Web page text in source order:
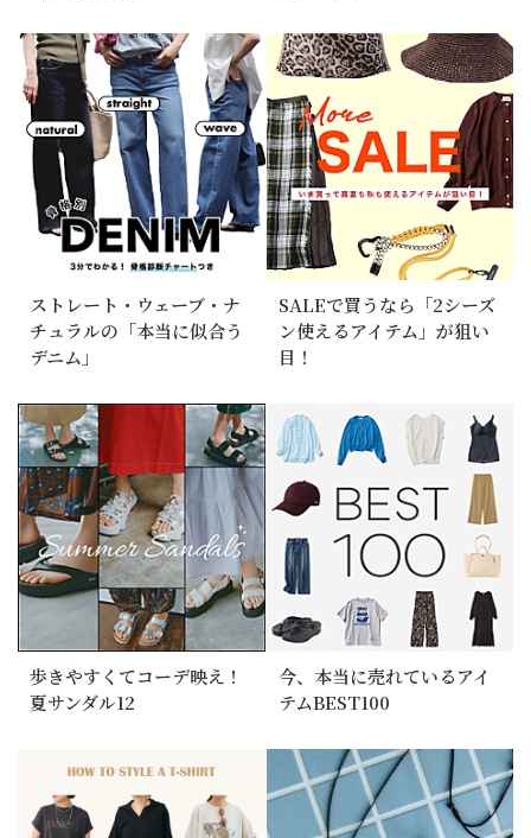
ストレート・ウェーブ・ナ
チュラルの「本当に似合う
デニム」
SALEで買うなら「2シーズ
ン使えるアイテム」が狙い
目！
歩きやすくてコーデ映え！
夏サンダル12
今、本当に売れているアイ
テムBEST100